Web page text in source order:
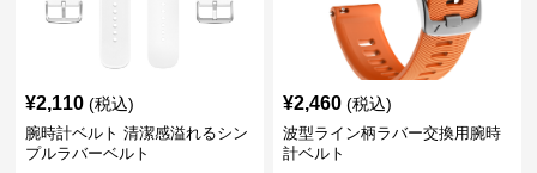
¥2,110 (税込)
腕時計ベルト 清潔感溢れるシン
プルラバーベルト
¥2,460 (税込)
波型ライン柄ラバー交換用腕時
計ベルト